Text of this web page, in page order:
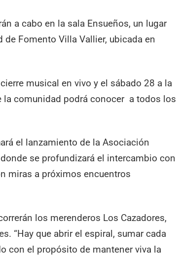
a cabo en la sala Ensueños, un lugar
Fomento Villa Vallier, ubicada en
musical en vivo y el sábado 28 a la
la comunidad podrá conocer a todos los
el lanzamiento de la Asociación
se profundizará el intercambio con
miras a próximos encuentros
los merenderos Los Cazadores,
“Hay que abrir el espiral, sumar cada
con el propósito de mantener viva la